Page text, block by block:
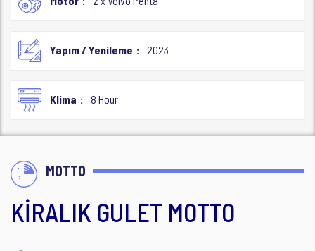
Yapım / Yenileme 2023
Klima 8 Hour
MOTTO
KİRALIK GULET MOTTO